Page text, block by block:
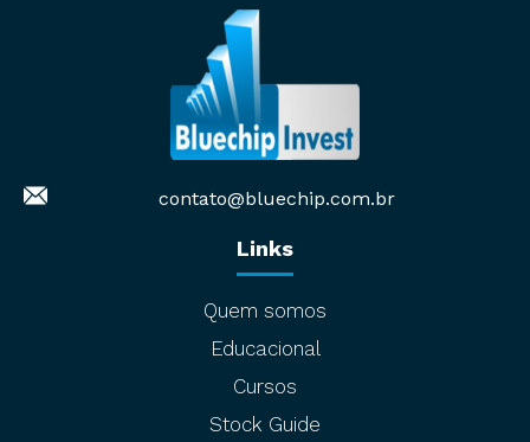
contato@bluechip.com.br
Links
Quem somos
Educacional
Cursos
Stock Guide